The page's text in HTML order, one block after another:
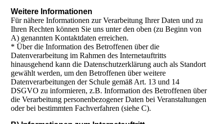
Weitere Informationen
Für nähere Informationen zur Verarbeitung Ihrer Daten und zu
Ihren Rechten können Sie uns unter den oben (zu Beginn von
A) genannten Kontaktdaten erreichen.
* Über die Information des Betroffenen über die
Datenverarbeitung im Rahmen des Internetauftritts
hinausgehend kann die Datenschutzerklärung auch als Standort
gewählt werden, um den Betroffenen über weitere
Datenverarbeitungen der Schule gemäß Art. 13 und 14
DSGVO zu informieren, z.B. Information des Betroffenen über
die Verarbeitung personenbezogener Daten bei Veranstaltungen
oder bei bestimmten Fachverfahren (siehe C).